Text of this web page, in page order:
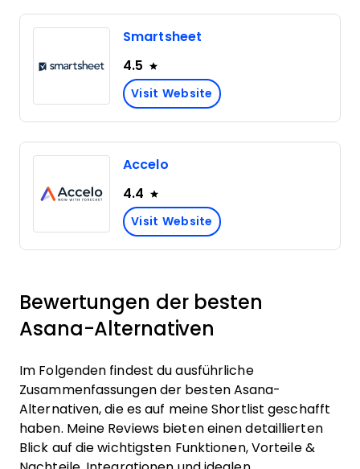
Smartsheet
4.5
Visit Website
Accelo
4.4
Visit Website
Bewertungen der besten
Asana-Alternativen
Im Folgenden findest du ausführliche
Zusammenfassungen der besten Asana-
Alternativen, die es auf meine Shortlist geschafft
haben. Meine Reviews bieten einen detaillierten
Blick auf die wichtigsten Funktionen, Vorteile &